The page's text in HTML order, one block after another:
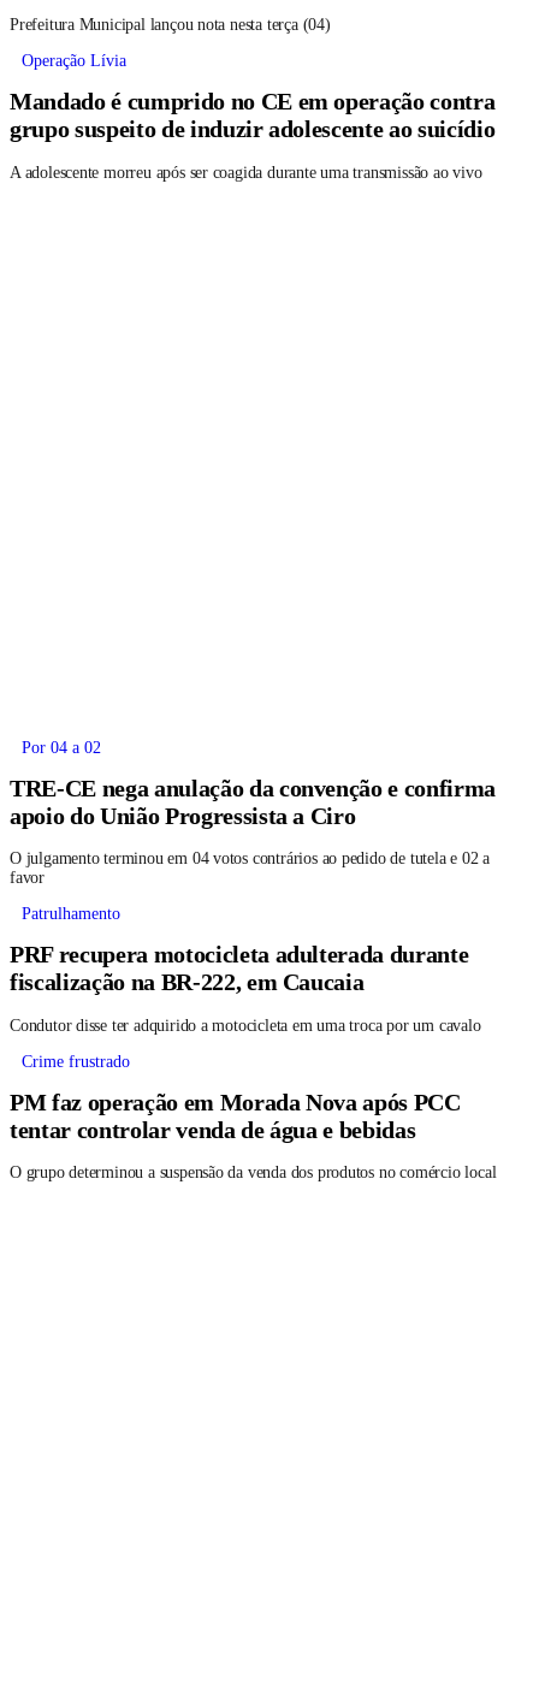
Prefeitura Municipal lançou nota nesta terça (04)
Operação Lívia
Mandado é cumprido no CE em operação contra
grupo suspeito de induzir adolescente ao suicídio
A adolescente morreu após ser coagida durante uma transmissão ao vivo
Por 04 a 02
TRE-CE nega anulação da convenção e confirma
apoio do União Progressista a Ciro
O julgamento terminou em 04 votos contrários ao pedido de tutela e 02 a
favor
Patrulhamento
PRF recupera motocicleta adulterada durante
fiscalização na BR-222, em Caucaia
Condutor disse ter adquirido a motocicleta em uma troca por um cavalo
Crime frustrado
PM faz operação em Morada Nova após PCC
tentar controlar venda de água e bebidas
O grupo determinou a suspensão da venda dos produtos no comércio local